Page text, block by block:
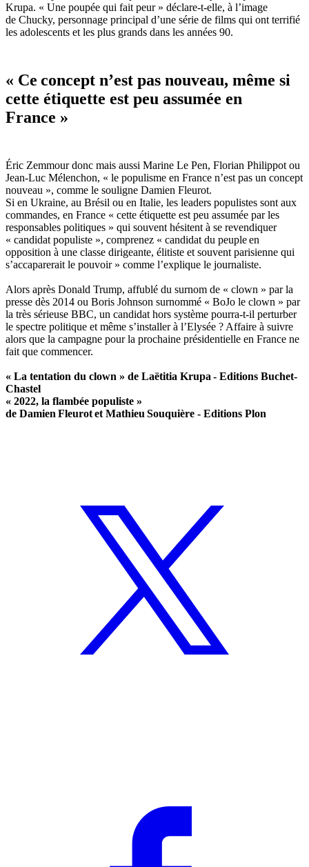
Krupa. « Une poupée qui fait peur » déclare-t-elle, à l’image
de Chucky, personnage principal d’une série de films qui ont terrifié
les adolescents et les plus grands dans les années 90.
« Ce concept n’est pas nouveau, même si
cette étiquette est peu assumée en
France »
Éric Zemmour donc mais aussi Marine Le Pen, Florian Philippot ou
Jean-Luc Mélenchon, « le populisme en France n’est pas un concept
nouveau », comme le souligne Damien Fleurot.
Si en Ukraine, au Brésil ou en Italie, les leaders populistes sont aux
commandes, en France « cette étiquette est peu assumée par les
responsables politiques » qui souvent hésitent à se revendiquer
« candidat populiste », comprenez « candidat du peuple en
opposition à une classe dirigeante, élitiste et souvent parisienne qui
s’accaparerait le pouvoir » comme l’explique le journaliste.
Alors après Donald Trump, affublé du surnom de « clown » par la
presse dès 2014 ou Boris Johnson surnommé « BoJo le clown » par
la très sérieuse BBC, un candidat hors système pourra-t-il perturber
le spectre politique et même s’installer à l’Elysée ? Affaire à suivre
alors que la campagne pour la prochaine présidentielle en France ne
fait que commencer.
« La tentation du clown » de Laëtitia Krupa - Editions Buchet-
Chastel
« 2022, la flambée populiste »
de Damien Fleurotet Mathieu Souquière - Editions Plon